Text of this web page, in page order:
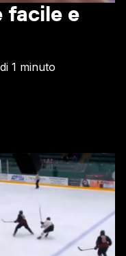
facile e
1 minuto